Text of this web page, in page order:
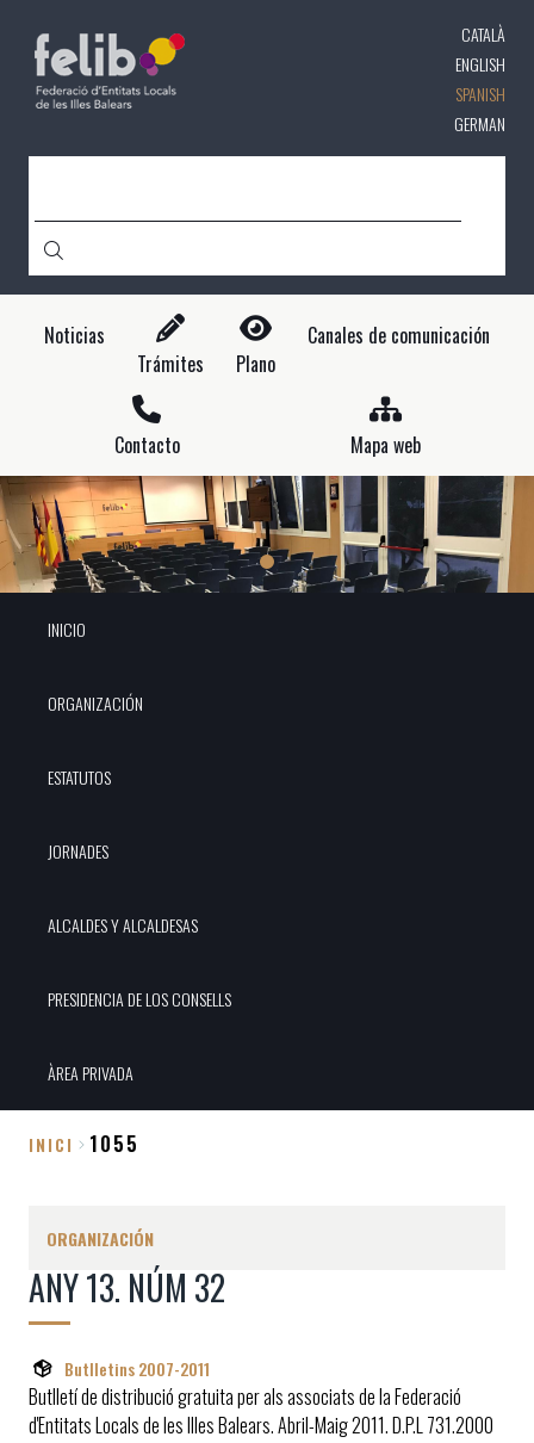
contenido
principal
CATALÀ
ENGLISH
SPANISH
GERMAN
Noticias
Trámites
Plano
Canales de comunicación
Contacto Mapa web
INICIO
ORGANIZACIÓN
ESTATUTOS
JORNADES
ALCALDES Y ALCALDESAS
PRESIDENCIA DE LOS CONSELLS
ÀREA PRIVADA
de
ayuda
a
la
navegación
INICI 1055
ORGANIZACIÓN
ANY 13. NÚM 32
Butlletins 2007-2011
Butlletí de distribució gratuita per als associats de la Federació
d'Entitats Locals de les Illes Balears. Abril-Maig 2011. D.P.L 731.2000